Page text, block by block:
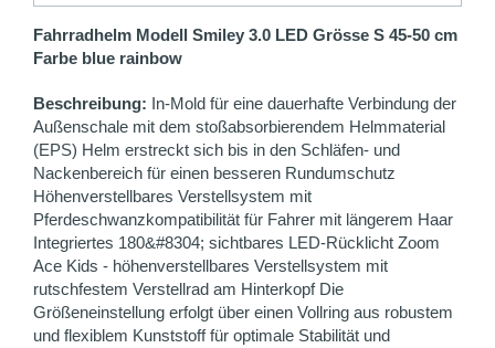
Fahrradhelm Modell Smiley 3.0 LED Grösse S 45-50 cm
Farbe blue rainbow
Beschreibung: In-Mold für eine dauerhafte Verbindung der
Außenschale mit dem stoßabsorbierendem Helmmaterial
(EPS) Helm erstreckt sich bis in den Schläfen- und
Nackenbereich für einen besseren Rundumschutz
Höhenverstellbares Verstellsystem mit
Pferdeschwanzkompatibilität für Fahrer mit längerem Haar
Integriertes 180&#8304; sichtbares LED-Rücklicht Zoom
Ace Kids - höhenverstellbares Verstellsystem mit
rutschfestem Verstellrad am Hinterkopf Die
Größeneinstellung erfolgt über einen Vollring aus robustem
und flexiblem Kunststoff für optimale Stabilität und